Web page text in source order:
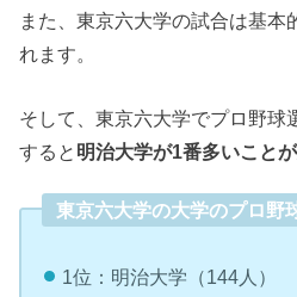
また、東京六大学の試合は基本
れます。
そして、東京六大学でプロ野球
すると 明治大学が1番多いこと
東京六大学の大学のプロ野
1位：明治大学（144人）